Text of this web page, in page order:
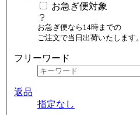
お急ぎ便対象
お急ぎ便なら14時までの
ご注文で当日出荷いたします。
フリーワード
返品
指定なし